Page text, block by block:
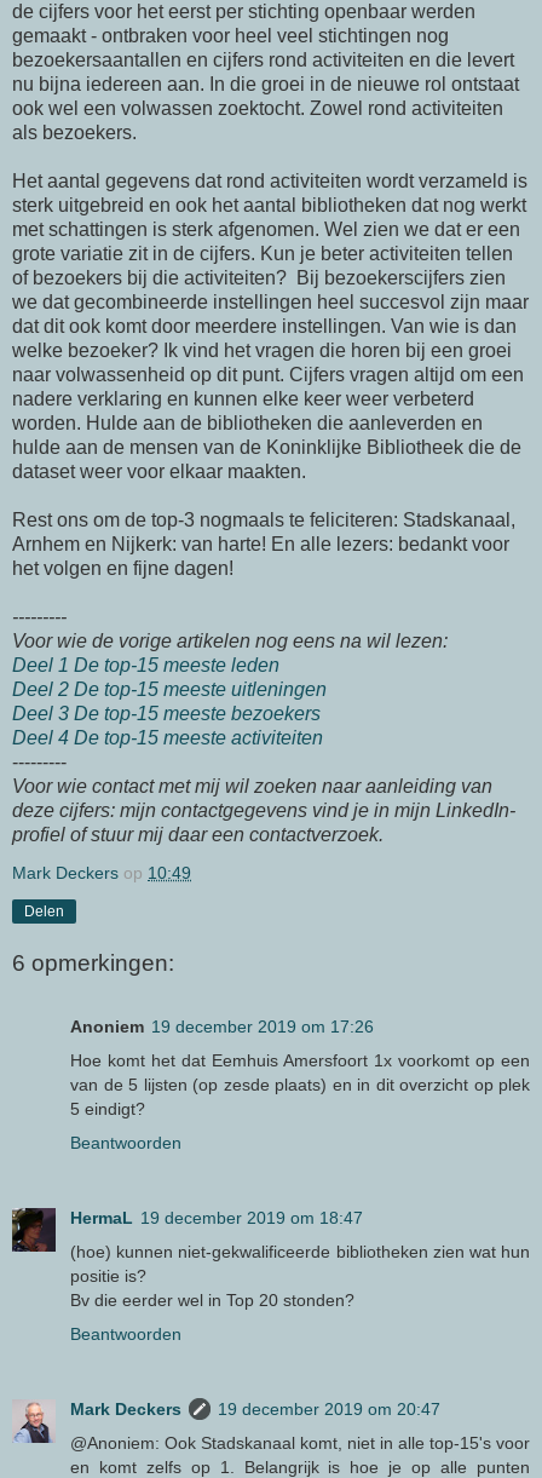
de cijfers voor het eerst per stichting openbaar werden
gemaakt - ontbraken voor heel veel stichtingen nog
bezoekersaantallen en cijfers rond activiteiten en die levert
nu bijna iedereen aan. In die groei in de nieuwe rol ontstaat
ook wel een volwassen zoektocht. Zowel rond activiteiten
als bezoekers.
Het aantal gegevens dat rond activiteiten wordt verzameld is
sterk uitgebreid en ook het aantal bibliotheken dat nog werkt
met schattingen is sterk afgenomen. Wel zien we dat er een
grote variatie zit in de cijfers. Kun je beter activiteiten tellen
of bezoekers bij die activiteiten? Bij bezoekerscijfers zien
we dat gecombineerde instellingen heel succesvol zijn maar
dat dit ook komt door meerdere instellingen. Van wie is dan
welke bezoeker? Ik vind het vragen die horen bij een groei
naar volwassenheid op dit punt. Cijfers vragen altijd om een
nadere verklaring en kunnen elke keer weer verbeterd
worden. Hulde aan de bibliotheken die aanleverden en
hulde aan de mensen van de Koninklijke Bibliotheek die de
dataset weer voor elkaar maakten.
Rest ons om de top-3 nogmaals te feliciteren: Stadskanaal,
Arnhem en Nijkerk: van harte! En alle lezers: bedankt voor
het volgen en fijne dagen!
---------
Voor wie de vorige artikelen nog eens na wil lezen:
Deel 1 De top-15 meeste leden
Deel 2 De top-15 meeste uitleningen
Deel 3 De top-15 meeste bezoekers
Deel 4 De top-15 meeste activiteiten
---------
Voor wie contact met mij wil zoeken naar aanleiding van
deze cijfers: mijn contactgegevens vind je in mijn LinkedIn-
profiel of stuur mij daar een contactverzoek.
Mark Deckers op 10:49
Delen
6 opmerkingen:
Anoniem 19 december 2019 om 17:26
Hoe komt het dat Eemhuis Amersfoort 1x voorkomt op een
van de 5 lijsten (op zesde plaats) en in dit overzicht op plek
5 eindigt?
Beantwoorden
HermaL 19 december 2019 om 18:47
(hoe) kunnen niet-gekwalificeerde bibliotheken zien wat hun
positie is?
Bv die eerder wel in Top 20 stonden?
Beantwoorden
Mark Deckers
19 december 2019 om 20:47
@Anoniem: Ook Stadskanaal komt, niet in alle top-15's voor
en komt zelfs op 1. Belangrijk is hoe je op alle punten